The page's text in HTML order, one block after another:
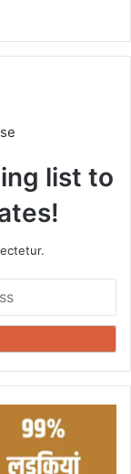
list to